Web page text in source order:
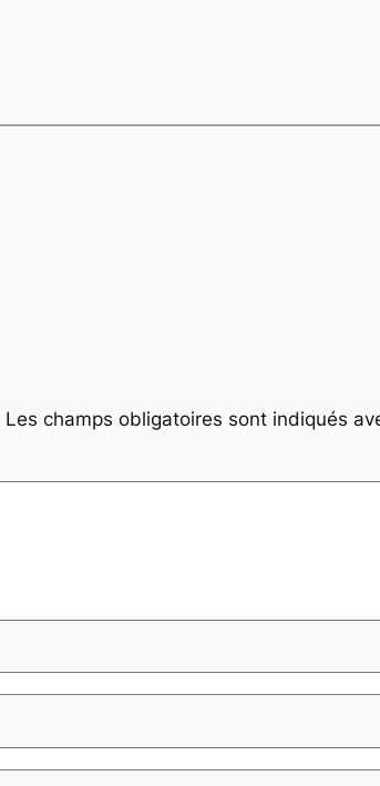
Les champs obligatoires sont indiqués